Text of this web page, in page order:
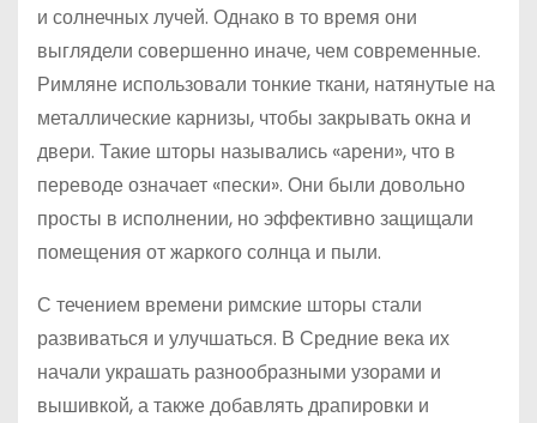
и солнечных лучей. Однако в то время они
выглядели совершенно иначе, чем современные.
Римляне использовали тонкие ткани, натянутые на
металлические карнизы, чтобы закрывать окна и
двери. Такие шторы назывались «арени», что в
переводе означает «пески». Они были довольно
просты в исполнении, но эффективно защищали
помещения от жаркого солнца и пыли.
С течением времени римские шторы стали
развиваться и улучшаться. В Средние века их
начали украшать разнообразными узорами и
вышивкой, а также добавлять драпировки и